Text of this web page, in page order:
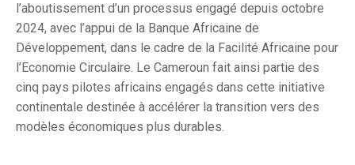
l’aboutissement d’un processus engagé depuis octobre
2024, avec l’appui de la Banque Africaine de
Développement, dans le cadre de la Facilité Africaine pour
l’Economie Circulaire. Le Cameroun fait ainsi partie des
cinq pays pilotes africains engagés dans cette initiative
continentale destinée à accélérer la transition vers des
modèles économiques plus durables.